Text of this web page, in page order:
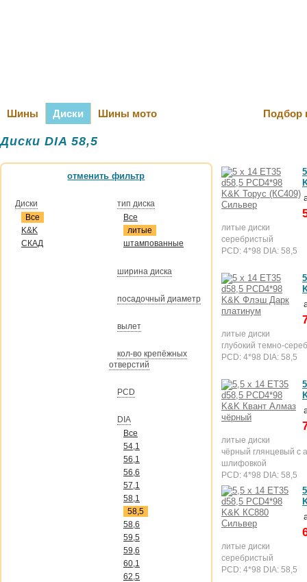
Шины Диски Шины мото Подбор
Диски DIA 58,5
отменить фильтр
Диски
Все
K&K
СКАД
тип диска
Все
литые
штампованные
ширина диска
посадочный диаметр
вылет
кол-во крепёжных
отверстий
PCD
DIA
Все
54,1
56,1
56,6
57,1
58,1
58,5
58,6
59,5
59,6
60,1
62,5
литые диски
серебристый
PCD: 4*98 DIA: 58,5
литые диски
глубокий темно-
PCD: 4*98 DIA: 58,5
литые диски
чёрный глянцевый с
шлифовкой
PCD: 4*98 DIA: 58,5
литые диски
серебристый
PCD: 4*98 DIA: 58,5